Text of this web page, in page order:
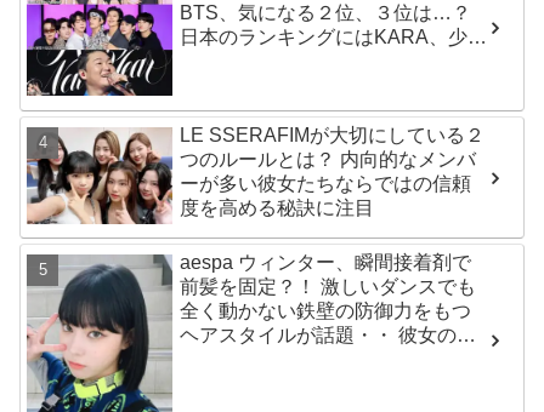
BTS、気になる２位、３位は…？
日本のランキングにはKARA、少女
LE SSERAFIMが大切にしている２
つのルールとは？ 内向的なメンバ
ーが多い彼女たちならではの信頼
度を高める秘訣に注目
aespa ウィンター、瞬間接着剤で
前髪を固定？！ 激しいダンスでも
全く動かない鉄壁の防御力をもつ
ヘアスタイルが話題・・ 彼女の美